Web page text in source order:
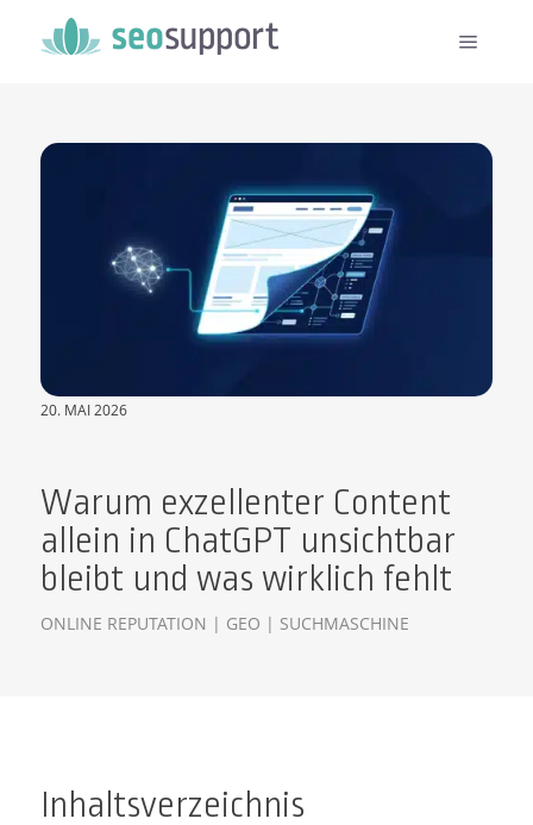
20. MAI 2026
Warum exzellenter Content
allein in ChatGPT unsichtbar
bleibt und was wirklich fehlt
ONLINE REPUTATION | GEO | SUCHMASCHINE
Inhaltsverzeichnis